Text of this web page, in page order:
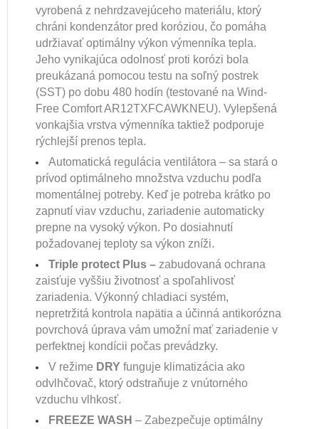
vyrobená z nehrdzavejúceho materiálu, ktorý
chráni kondenzátor pred koróziou, čo pomáha
udržiavať optimálny výkon výmenníka tepla.
Jeho vynikajúca odolnosť proti korózi bola
preukázaná pomocou testu na soľný postrek
(SST) po dobu 480 hodín (testované na Wind-
Free Comfort AR12TXFCAWKNEU). Vylepšená
vonkajšia vrstva výmenníka taktiež podporuje
rýchlejší prenos tepla.
Automatická regulácia ventilátora – sa stará o
prívod optimálneho množstva vzduchu podľa
momentálnej potreby. Keď je potreba krátko po
zapnutí viav vzduchu, zariadenie automaticky
prepne na vysoký výkon. Po dosiahnutí
požadovanej teploty sa výkon zníži.
Triple protect Plus – zabudovaná ochrana
zaisťuje vyššiu životnosť a spoľahlivosť
zariadenia. Výkonný chladiaci systém,
nepretržitá kontrola napätia a účinná antikorózna
povrchová úprava vám umožní mať zariadenie v
perfektnej kondícii počas prevádzky.
V režime DRY funguje klimatizácia ako
odvlhčovač, ktorý odstraňuje z vnútorného
vzduchu vlhkosť.
FREEZE WASH – Zabezpečuje optimálny